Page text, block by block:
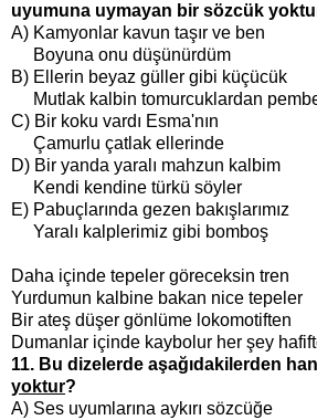
uyumuna uymayan bir sözcük
A) Kamyonlar kavun taşır ve ben
Boyuna onu düşünürdüm
B) Ellerin beyaz güller gibi küçücük
Mutlak kalbin tomurcuklardan
C) Bir koku vardı Esma'nın
Çamurlu çatlak ellerinde
D) Bir yanda yaralı mahzun kalbim
Kendi kendine türkü söyler
E) Pabuçlarında gezen bakışlarımız
Yaralı kalplerimiz gibi bomboş
Daha içinde tepeler göreceksin tren
Yurdumun kalbine bakan nice tepeler
Bir ateş düşer gönlüme lokomotiften
Dumanlar içinde kaybolur her şey
11. Bu dizelerde aşağıdakilerden
yoktur?
A) Ses uyumlarına aykırı sözcüğe